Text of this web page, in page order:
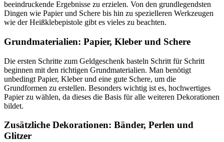
beeindruckende Ergebnisse zu erzielen. Von den grundlegendsten
Dingen wie Papier und Schere bis hin zu spezielleren Werkzeugen
wie der Heißklebepistole gibt es vieles zu beachten.
Grundmaterialien: Papier, Kleber und Schere
Die ersten Schritte zum Geldgeschenk basteln Schritt für Schritt
beginnen mit den richtigen Grundmaterialien. Man benötigt
unbedingt Papier, Kleber und eine gute Schere, um die
Grundformen zu erstellen. Besonders wichtig ist es, hochwertiges
Papier zu wählen, da dieses die Basis für alle weiteren Dekorationen
bildet.
Zusätzliche Dekorationen: Bänder, Perlen und
Glitzer